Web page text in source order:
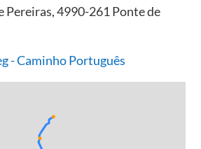
Pereiras, 4990-261 Ponte de
- Caminho Português